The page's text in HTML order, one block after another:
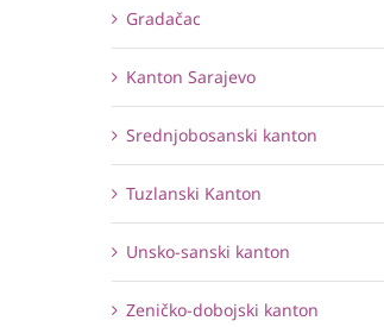
Gradačac
Kanton Sarajevo
Srednjobosanski kanton
Tuzlanski Kanton
Unsko-sanski kanton
Zeničko-dobojski kanton